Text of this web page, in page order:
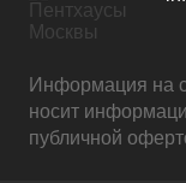
Информация на
носит
публичной